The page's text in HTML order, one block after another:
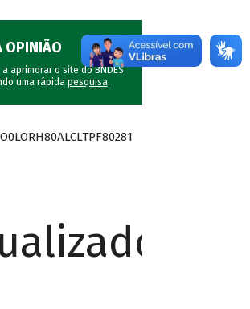
OPINIÃO
aprimorar o site do BNDES
uma rápida pesquisa.